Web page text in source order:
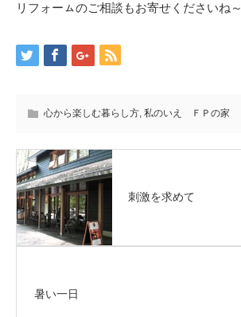
リフォーㇺのご相談もお寄せくださいね～
心から楽しむ暮らし方, 私のいえ ＦＰの家
刺激を求めて
暑い一日